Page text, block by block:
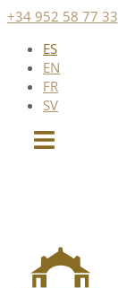
Saltar
contenido
+34 952 58 77 33
ES
EN
FR
SV